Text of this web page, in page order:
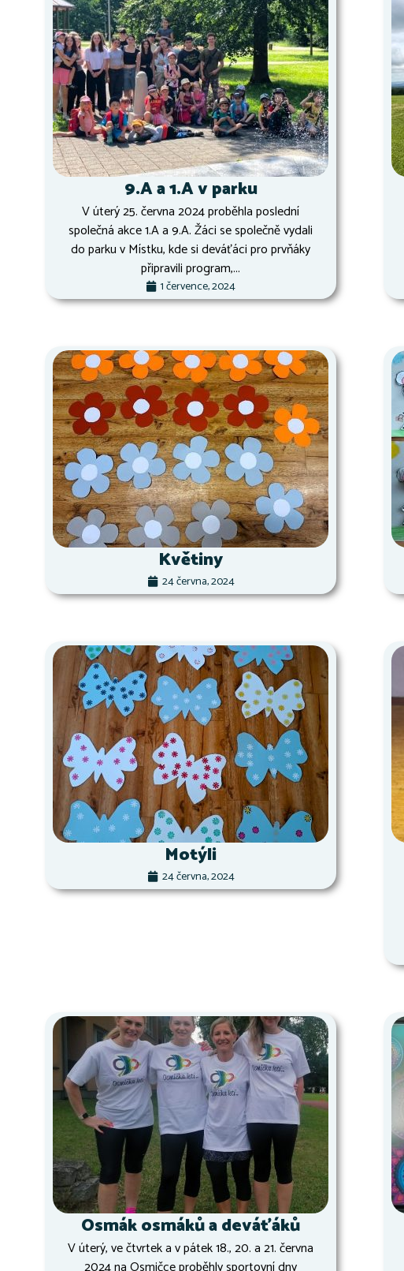
9.A a 1.A v parku
V úterý 25. června 2024 proběhla poslední
společná akce 1.A a 9.A. Žáci se společně vydali
do parku v Místku, kde si deváťáci pro prvňáky
připravili program,...
1 července, 2024
Květiny
24 června, 2024
Motýli
24 června, 2024
Osmák osmáků a deváťáků
V úterý, ve čtvrtek a v pátek 18., 20. a 21. června